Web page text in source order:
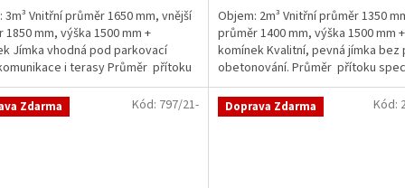
3m³ Vnitřní průměr 1650 mm, vnější
1850 mm, výška 1500 mm +
Jímka vhodná pod parkovací
i terasy Průměr přítoku
v...
z
5
hvězdiček.
Objem: 2m³ Vnitřní průměr 1350
průměr 1400 mm, výška 1500 mm +
komínek Kvalitní, pevná jímka
obetonování. Průměr přítoku
poznámce...
Zdarma Kód: 797/21- Doprava Zdarma Kód: